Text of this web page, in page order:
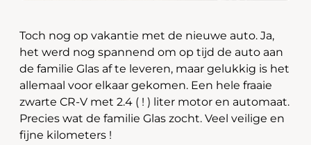
Toch nog op vakantie met de nieuwe auto. Ja,
het werd nog spannend om op tijd de auto aan
de familie Glas af te leveren, maar gelukkig is het
allemaal voor elkaar gekomen. Een hele fraaie
zwarte CR-V met 2.4 ( ! ) liter motor en automaat.
Precies wat de familie Glas zocht. Veel veilige en
fijne kilometers !